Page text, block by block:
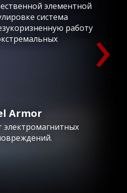
элементной
система
работу
Armor
›